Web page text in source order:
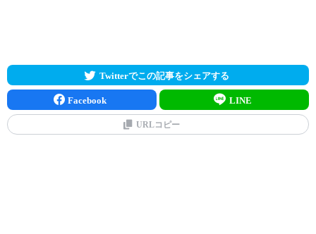
Twitterでこの記事をシェアする
Facebook LINE
URLコピー